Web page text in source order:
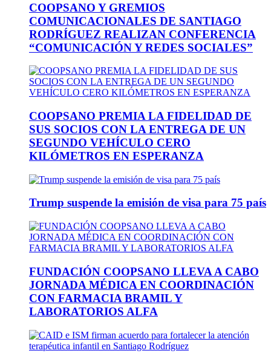
COOPSANO Y GREMIOS
COMUNICACIONALES DE SANTIAGO
RODRÍGUEZ REALIZAN CONFERENCIA
“COMUNICACIÓN Y REDES SOCIALES”
COOPSANO PREMIA LA FIDELIDAD DE
SUS SOCIOS CON LA ENTREGA DE UN
SEGUNDO VEHÍCULO CERO
KILÓMETROS EN ESPERANZA
Trump suspende la emisión de visa para 75 país
FUNDACIÓN COOPSANO LLEVA A CABO
JORNADA MÉDICA EN COORDINACIÓN
CON FARMACIA BRAMIL Y
LABORATORIOS ALFA